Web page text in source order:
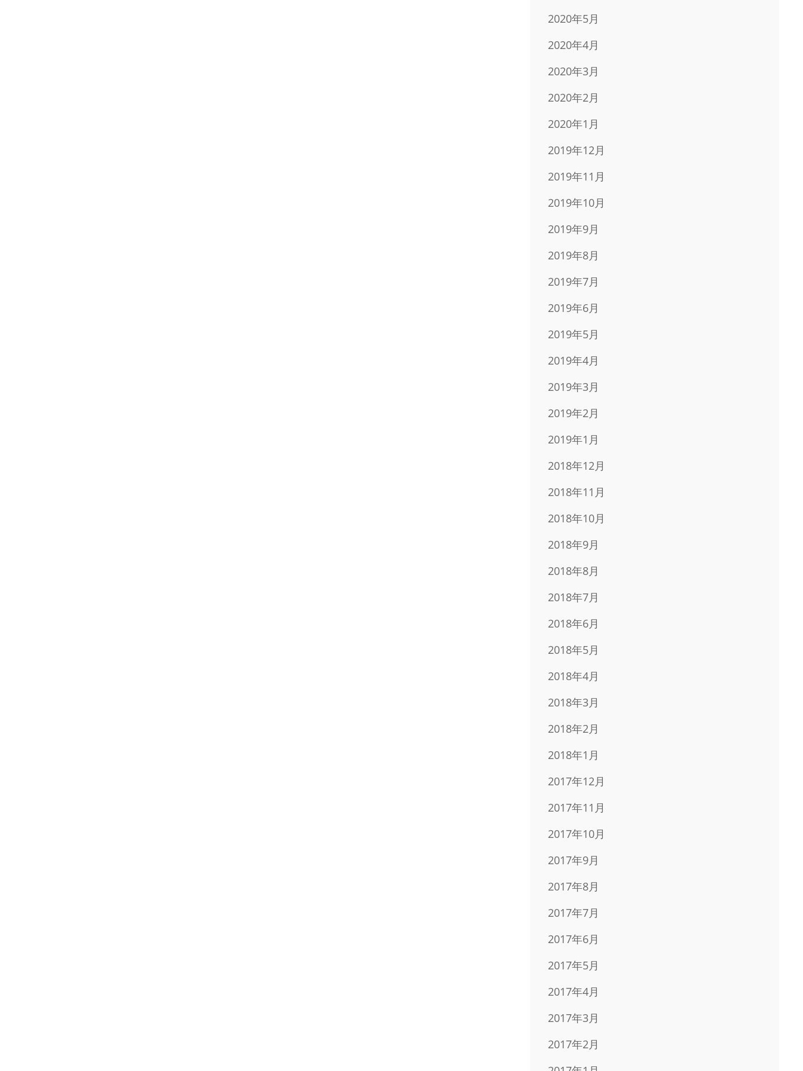
2020年5月
2020年4月
2020年3月
2020年2月
2020年1月
2019年12月
2019年11月
2019年10月
2019年9月
2019年8月
2019年7月
2019年6月
2019年5月
2019年4月
2019年3月
2019年2月
2019年1月
2018年12月
2018年11月
2018年10月
2018年9月
2018年8月
2018年7月
2018年6月
2018年5月
2018年4月
2018年3月
2018年2月
2018年1月
2017年12月
2017年11月
2017年10月
2017年9月
2017年8月
2017年7月
2017年6月
2017年5月
2017年4月
2017年3月
2017年2月